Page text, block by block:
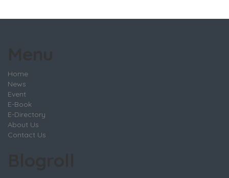
Home
News
Event
E-Book
E-Directory
About Us
Contact Us